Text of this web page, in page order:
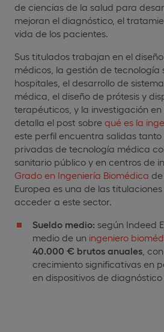
de ciencias de la salud para
mejoran el diagnóstico, el
vida de los pacientes.
Sus titulados trabajan en el
médicos, la gestión de tecnología
hospitales, el desarrollo de
médica, el diseño de prótesis y
terapéuticos, y la investigación
detalla el post sobre qué es la
este perfil encuentra salidas tanto
privadas de tecnología médica
sanitario público y en centros de
Grado en Ingeniería Biomédica
Europea es una de las
acceder a este sector.
Sueldo medio: según Indeed
medio de un ingeniero
40.000 € brutos anuales ,
crecimiento significativas en
en dispositivos de diagnóstico